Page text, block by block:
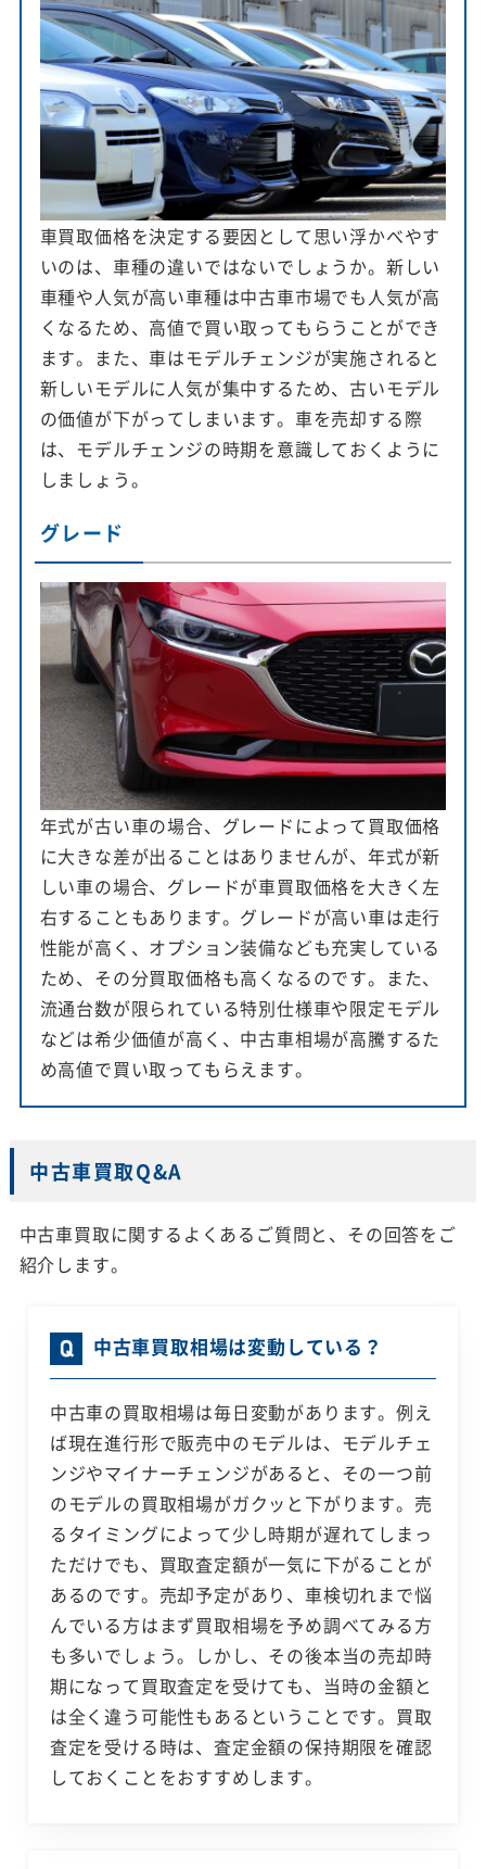
車買取価格を決定する要因として思い浮かべやす
いのは、車種の違いではないでしょうか。新しい
車種や人気が高い車種は中古車市場でも人気が高
くなるため、高値で買い取ってもらうことができ
ます。また、車はモデルチェンジが実施されると
新しいモデルに人気が集中するため、古いモデル
の価値が下がってしまいます。車を売却する際
は、モデルチェンジの時期を意識しておくように
しましょう。
グレード
年式が古い車の場合、グレードによって買取価格
に大きな差が出ることはありませんが、年式が新
しい車の場合、グレードが車買取価格を大きく左
右することもあります。グレードが高い車は走行
性能が高く、オプション装備なども充実している
ため、その分買取価格も高くなるのです。また、
流通台数が限られている特別仕様車や限定モデル
などは希少価値が高く、中古車相場が高騰するた
め高値で買い取ってもらえます。
中古車買取Q&A
中古車買取に関するよくあるご質問と、その回答をご
紹介します。
中古車買取相場は変動している？
中古車の買取相場は毎日変動があります。例え
ば現在進行形で販売中のモデルは、モデルチェ
ンジやマイナーチェンジがあると、その一つ前
のモデルの買取相場がガクッと下がります。売
るタイミングによって少し時期が遅れてしまっ
ただけでも、買取査定額が一気に下がることが
あるのです。売却予定があり、車検切れまで悩
んでいる方はまず買取相場を予め調べてみる方
も多いでしょう。しかし、その後本当の売却時
期になって買取査定を受けても、当時の金額と
は全く違う可能性もあるということです。買取
査定を受ける時は、査定金額の保持期限を確認
しておくことをおすすめします。